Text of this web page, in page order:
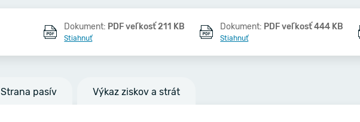
Dokument: PDF veľkosť 211 KB
Stiahnuť
Dokument: PDF veľkosť 444 KB
Stiahnuť
Strana pasív Výkaz ziskov a strát